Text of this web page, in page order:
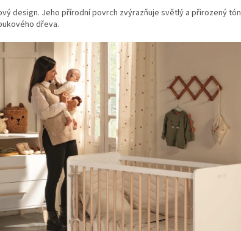
design. Jeho přírodní povrch zvýrazňuje světlý a přirozený tón
dřeva.